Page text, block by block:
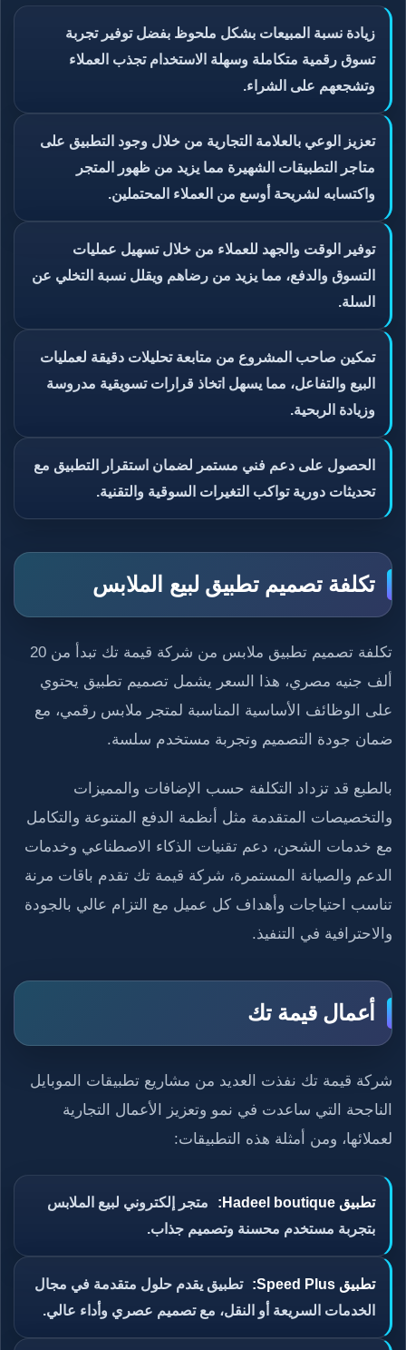
زيادة نسبة المبيعات بشكل ملحوظ بفضل توفير تجربة
تسوق رقمية متكاملة وسهلة الاستخدام تجذب العملاء
وتشجعهم على الشراء.
تعزيز الوعي بالعلامة التجارية من خلال وجود التطبيق على
متاجر التطبيقات الشهيرة مما يزيد من ظهور المتجر
واكتسابه لشريحة أوسع من العملاء المحتملين.
توفير الوقت والجهد للعملاء من خلال تسهيل عمليات
التسوق والدفع، مما يزيد من رضاهم ويقلل نسبة التخلي عن
السلة.
تمكين صاحب المشروع من متابعة تحليلات دقيقة لعمليات
البيع والتفاعل، مما يسهل اتخاذ قرارات تسويقية مدروسة
وزيادة الربحية.
الحصول على دعم فني مستمر لضمان استقرار التطبيق مع
تحديثات دورية تواكب التغيرات السوقية والتقنية.
تكلفة تصميم تطبيق لبيع الملابس
تكلفة تصميم تطبيق ملابس من شركة قيمة تك تبدأ من 20
ألف جنيه مصري، هذا السعر يشمل تصميم تطبيق يحتوي
على الوظائف الأساسية المناسبة لمتجر ملابس رقمي، مع
ضمان جودة التصميم وتجربة مستخدم سلسة.
بالطبع قد تزداد التكلفة حسب الإضافات والمميزات
والتخصيصات المتقدمة مثل أنظمة الدفع المتنوعة والتكامل
مع خدمات الشحن، دعم تقنيات الذكاء الاصطناعي وخدمات
الدعم والصيانة المستمرة، شركة قيمة تك تقدم باقات مرنة
تناسب احتياجات وأهداف كل عميل مع التزام عالي بالجودة
والاحترافية في التنفيذ.​
أعمال قيمة تك
شركة قيمة تك نفذت العديد من مشاريع تطبيقات الموبايل
الناجحة التي ساعدت في نمو وتعزيز الأعمال التجارية
لعملائها، ومن أمثلة هذه التطبيقات:
تطبيق Hadeel boutique:
متجر إلكتروني لبيع الملابس
بتجربة مستخدم محسنة وتصميم جذاب.
تطبيق Speed Plus:
تطبيق يقدم حلول متقدمة في مجال
الخدمات السريعة أو النقل، مع تصميم عصري وأداء عالي.